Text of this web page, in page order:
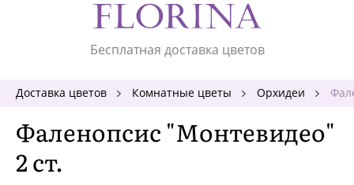
Бесплатная доставка цветов
Доставка цветов Комнатные цветы Орхидеи
Фаленопсис "Монтевидео"
2 ст.